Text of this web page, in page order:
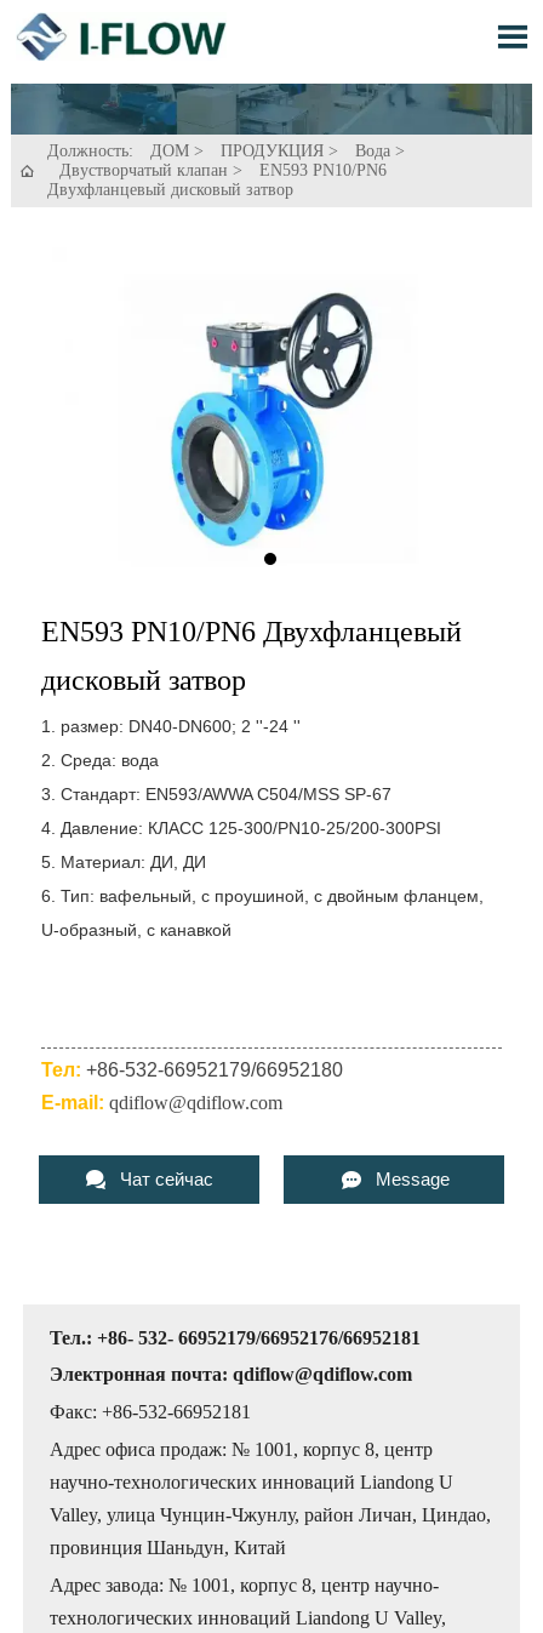


Должность: ДОМ> ПРОДУКЦИЯ> Вода>
Двустворчатый клапан >
EN593 PN10/PN6
Двухфланцевый дисковый затвор
EN593 PN10/PN6 Двухфланцевый
дисковый затвор
1. размер: DN40-DN600; 2 ''-24 ''
2. Среда: вода
3. Стандарт: EN593/AWWA C504/MSS SP-67
4. Давление: КЛАСС 125-300/PN10-25/200-300PSI
5. Материал: ДИ, ДИ
6. Тип: вафельный, с проушиной, с двойным фланцем,
U-образный, с канавкой
Тел:+86-532-66952179/66952180
E-mail: qdiflow@qdiflow.com
 Чат сейчас  Message
Тел.: +86- 532- 66952179/66952176/66952181
Электронная почта: qdiflow@qdiflow.com
Факс: +86-532-66952181
Адрес офиса продаж: № 1001, корпус 8, центр
научно-технологических инноваций Liandong U
Valley, улица Чунцин-Чжунлу, район Личан, Циндао,
провинция Шаньдун, Китай
Адрес завода: № 1001, корпус 8, центр научно-
технологических инноваций Liandong U Valley,